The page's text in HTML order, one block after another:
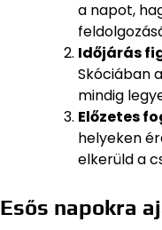
a napot,
Időjárás
Skóciában
mindig
Előzetes
helyeken
elkerüld a
Esős napokra